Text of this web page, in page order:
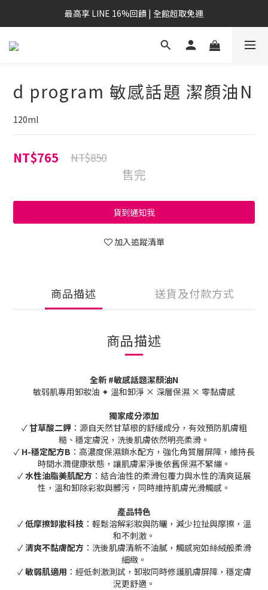
最高享 LINE 16%回饋 | 全館超取免運
d program 敏感話題 潔顏油N
120ml
NT$765 NT$850
售完
貨到通知我
加入追蹤清單
商品描述 送貨及付款方式
商品描述
全新 #敏感話題潔顏油N
敏弱肌專用卸妝油 ✦ 溫和卸淨 × 深層保濕 × 零黏膚感
獨家成分添加
✓甘草酸二鉀 ：源自天然甘草根的舒緩成分，有效預防肌膚粗
糙、穩定膚況，洗後肌膚依然明亮柔滑。
✓ H-穩定配方B ：高濃度保濕鎖水配方，強化角質層屏障，維持長
時間水潤健康狀態，讓肌膚潔淨後依舊保濕不緊繃。
✓水性油脂美肌配方：結合油性的柔滑包覆力與水性的清爽延展
性，溫和卸除彩妝與髒污，同時維持肌膚光滑觸感。
產品特色
✓低摩擦卸妝科技：輕鬆溶解彩妝與防曬，減少拉扯與摩擦，溫
和不刺激。
✓清爽不黏膚配方：洗後肌膚清新不油膩，觸感宛如絲絨般柔滑
細緻。
✓敏弱肌適用 ：經低刺激測試，卸妝同時修護肌膚屏障，穩定膚
況更舒適。